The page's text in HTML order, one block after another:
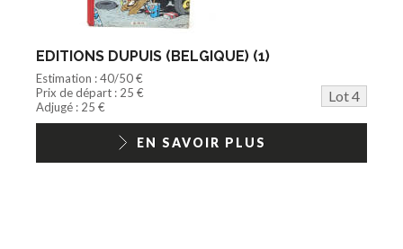
EDITIONS DUPUIS (BELGIQUE) (1)
Estimation : 40/50 €
Prix de départ : 25 €
Lot 4
Adjugé : 25 €
EN SAVOIR PLUS